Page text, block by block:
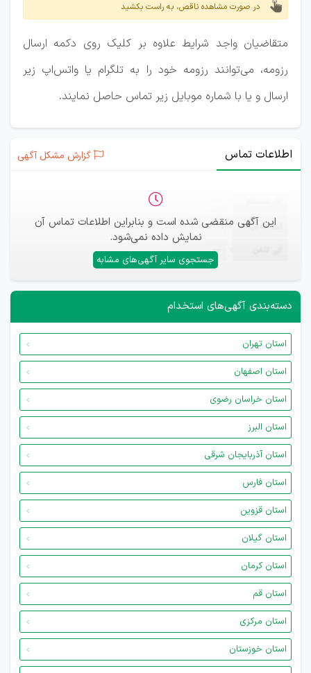
در صورت مشاهده ناقص، به راست بکشید
متقاضیان واجد شرایط علاوه بر کلیک روی دکمه ارسال
رزومه، می‌توانند رزومه خود را به تلگرام یا واتس‌اپ زیر
ارسال و یا با شماره موبایل زیر تماس حاصل نمایند.
اطلاعات تماس گزارش مشکل آگهی
این آگهی منقضی شده است و بنابراین اطلاعات تماس آن
نمایش داده نمی‌شود.
جستجوی سایر آگهی‌های مشابه
ایمیل —
—
دسته‌بندی آگهی‌های استخدام
استان تهران
استان اصفهان
استان خراسان رضوی
استان البرز
استان آذربایجان شرقی
استان فارس
استان قزوین
استان گیلان
استان کرمان
استان قم
استان مرکزی
استان خوزستان